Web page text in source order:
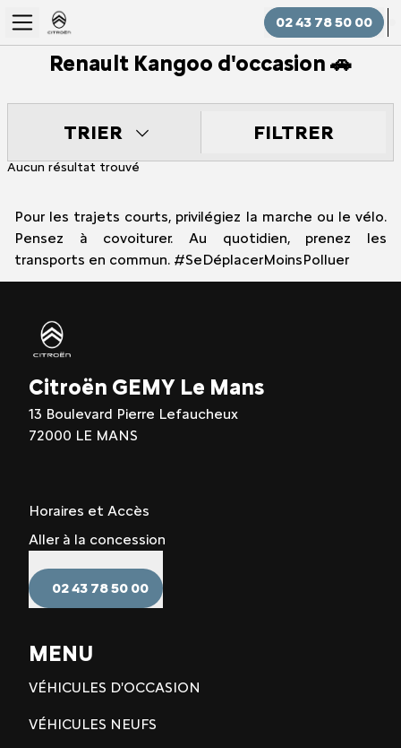
02 43 78 50 00
Renault Kangoo d'occasion 🚗
TRIER FILTRER
Aucun résultat trouvé
Pour les trajets courts, privilégiez la marche ou le vélo.
Pensez à covoiturer. Au quotidien, prenez les
transports en commun. #SeDéplacerMoinsPolluer
Citroën GEMY Le Mans
13 Boulevard Pierre Lefaucheux
72000 LE MANS
Horaires et Accès
Aller à la concession
02 43 78 50 00
MENU
VÉHICULES D'OCCASION
VÉHICULES NEUFS